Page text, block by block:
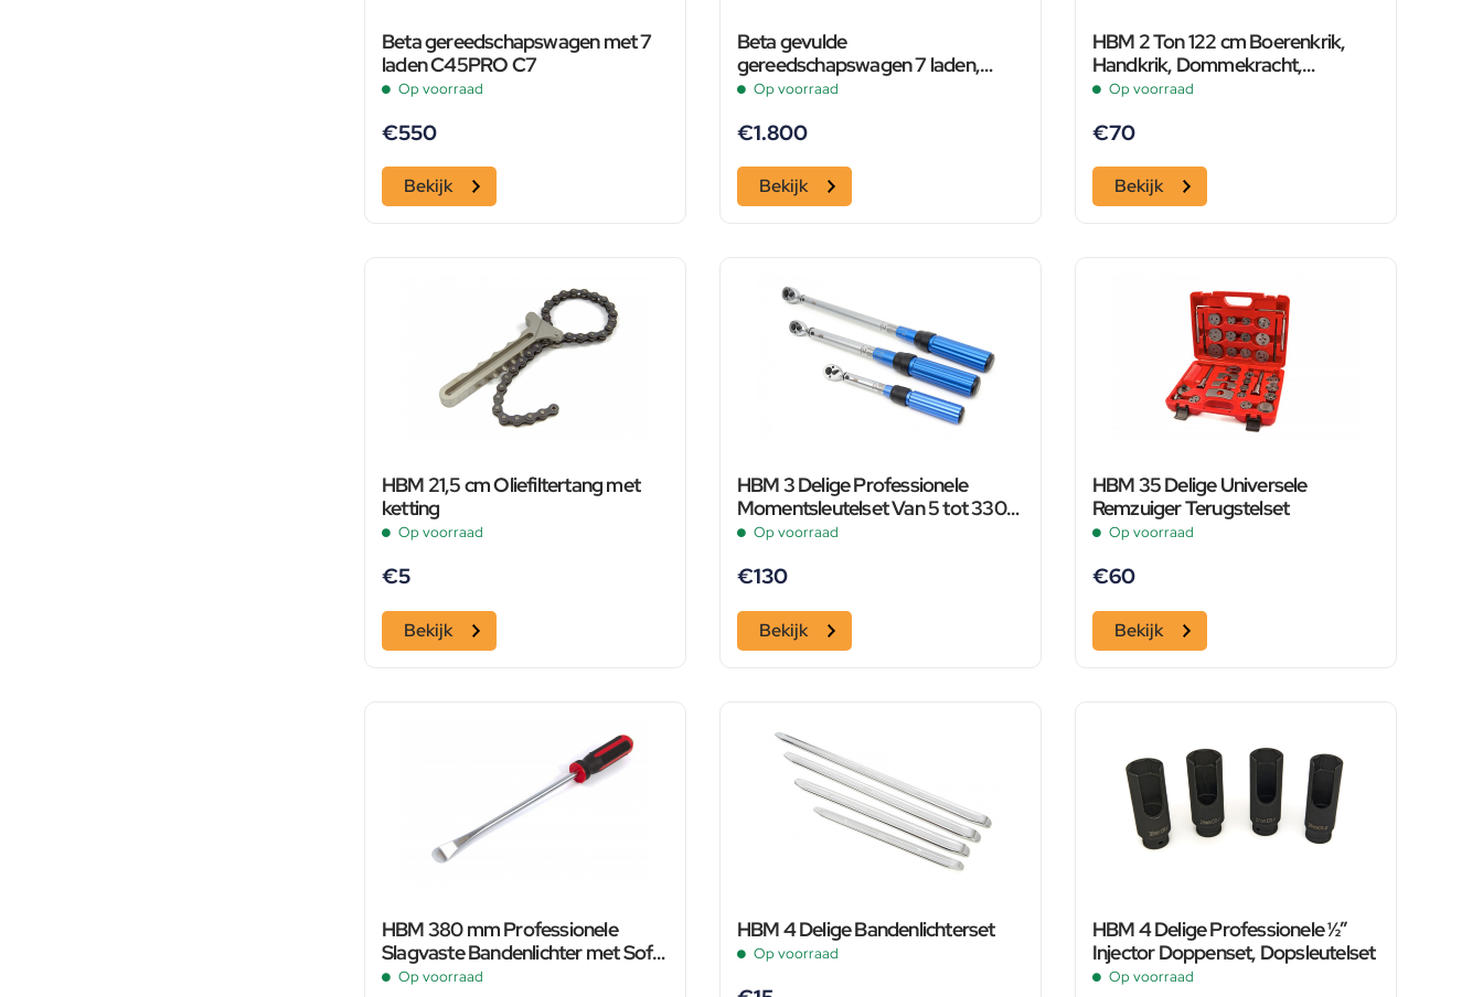
Beta gereedschapswagen met 7
laden C45PRO C7
Op voorraad
€550
Bekijk
Beta gevulde
gereedschapswagen 7 laden,
240-delig, BW 2400S G/7 E-S
Op voorraad
€1.800
Bekijk
HBM 2 Ton 122 cm Boerenkrik,
Handkrik, Dommekracht,
Kelderwinch
Op voorraad
€70
Bekijk
HBM 21,5 cm Oliefiltertang met
ketting
Op voorraad
€5
Bekijk
HBM 3 Delige Professionele
Momentsleutelset Van 5 tot 330
NMOp voorraad
€130
Bekijk
HBM 35 Delige Universele
Remzuiger Terugstelset
Op voorraad
€60
Bekijk
HBM 380 mm Professionele
Slagvaste Bandenlichter met Soft
GripOp voorraad
HBM 4 Delige Bandenlichterset
Op voorraad
HBM 4 Delige Professionele ½”
Injector Doppenset, Dopsleutelset
Op voorraad